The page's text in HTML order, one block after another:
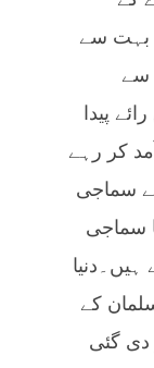
بہت سے
سے
پیدا
کر رہے
سماجی
سماجی
کے
دی گئی